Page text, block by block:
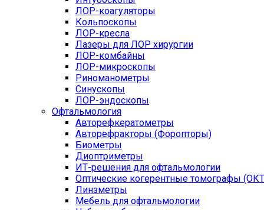
ЛОР-коагуляторы
Кольпоскопы
ЛОР-кресла
Лазеры для ЛОР хирургии
ЛОР-комбайны
ЛОР-микроскопы
Риноманометры
Синускопы
ЛОР-эндоскопы
Офтальмология
Авторефкератометры
Авторефракторы (Форопторы)
Биометры
Диоптриметры
ИТ-решения для офтальмологии
Оптические когерентные томографы
Линзметры
Мебель для офтальмологии